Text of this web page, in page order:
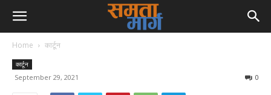
Home कार्टून
कार्टून
September 29, 2021 0